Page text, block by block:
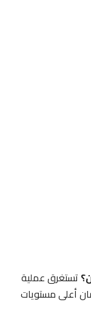
عملية
لضمان أعلى مستويات